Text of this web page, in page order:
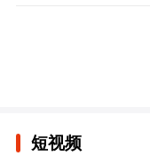
短视频